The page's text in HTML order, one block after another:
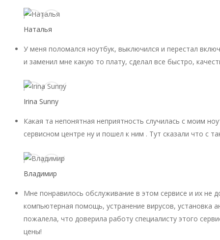
Наталья
У меня поломался ноутбук, выключился и перестал
и заменил мне какую то плату, сделал все быстро,
Irina Sunny
Какая та непонятная неприятность случилась с моим
сервисном центре ну и пошел к ним . Тут сказали что с
Владимир
Мне понравилось обслуживание в этом сервисе и их не
компьютерная помощь, устранение вирусов, установка
пожалела, что доверила работу специалисту этого
цены!